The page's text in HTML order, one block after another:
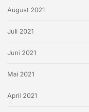
August 2021
Juli 2021
Juni 2021
Mai 2021
April 2021